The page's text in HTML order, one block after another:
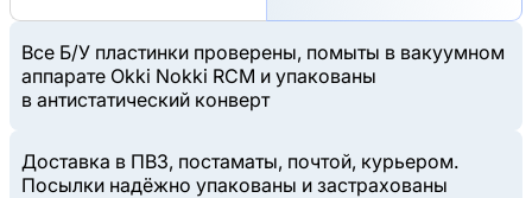
Все Б/У пластинки проверены, помыты в вакуумном
аппарате Okki Nokki RCM и упакованы
в антистатический конверт
Доставка в ПВЗ, постаматы, почтой, курьером.
Посылки надёжно упакованы и застрахованы